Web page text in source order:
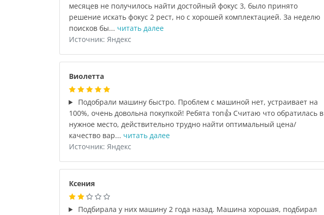
месяцев не получилось найти достойный фокус 3, было принято
решение искать фокус 2 рест, но с хорошей комплектацией. За неделю
поисков бы... читать далее
Источник: Яндекс
Виолетта
Подобрали машину быстро. Проблем с машиной нет, устраивает на
100%, очень довольна покупкой! Ребята топ👍 Считаю что обратилась в
нужное место, действительно трудно найти оптимальный цена/
качество вар... читать далее
Источник: Яндекс
Ксения
Подбирала у них машину 2 года назад. Машина хорошая, подбирал